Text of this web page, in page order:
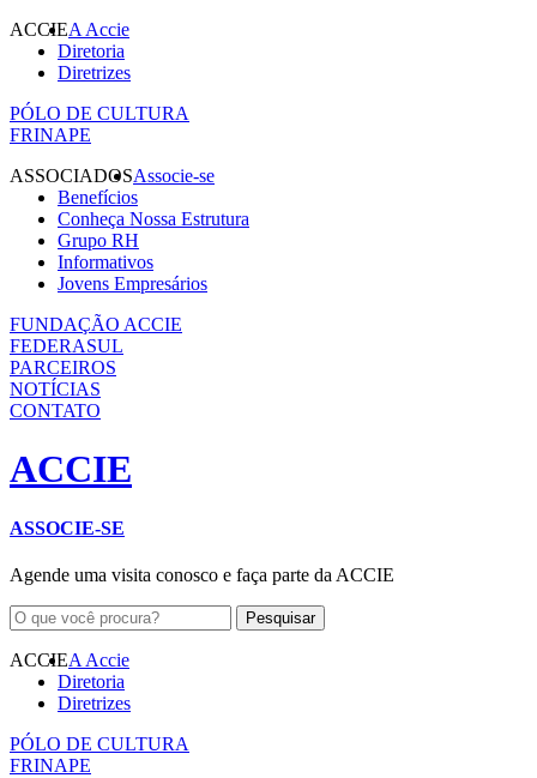
ACCIEA Accie
Diretoria
Diretrizes
PÓLO DE CULTURA
FRINAPE
ASSOCIADOSAssocie-se
Benefícios
Conheça Nossa Estrutura
Grupo RH
Informativos
Jovens Empresários
FUNDAÇÃO ACCIE
FEDERASUL
PARCEIROS
NOTÍCIAS
CONTATO
ACCIE
ASSOCIE-SE
Agende uma visita conosco e faça parte da ACCIE
ACCIEA Accie
Diretoria
Diretrizes
PÓLO DE CULTURA
FRINAPE